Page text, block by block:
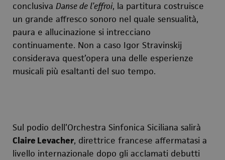
conclusiva Danse de l’effroi, la partitura costruisce
un grande affresco sonoro nel quale sensualità,
paura e allucinazione si intrecciano
continuamente. Non a caso Igor Stravinskij
considerava quest’opera una delle esperienze
musicali più esaltanti del suo tempo.
Sul podio dell’Orchestra Sinfonica Siciliana salirà
Claire Levacher, direttrice francese affermatasi a
livello internazionale dopo gli acclamati debutti